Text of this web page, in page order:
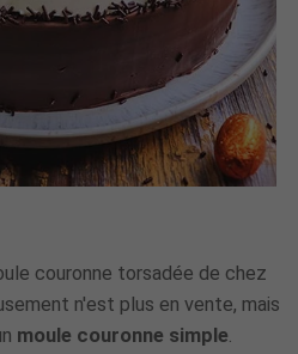
couronne torsadée de chez
n'est plus en vente, mais
moule couronne simple.